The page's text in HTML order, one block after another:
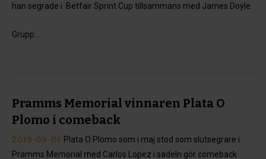
han segrade i Betfair Sprint Cup tillsammans med James Doyle.
Grupp...
Pramms Memorial vinnaren Plata O
Plomo i comeback
2019-09-06 Plata O Plomo som i maj stod som slutsegrare i
Pramms Memorial med Carlos Lopez i sadeln gör comeback